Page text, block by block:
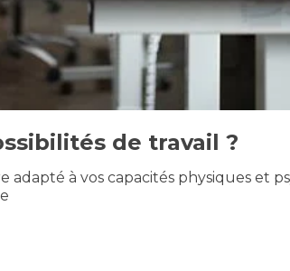
de travail ?
à vos capacités physiques et